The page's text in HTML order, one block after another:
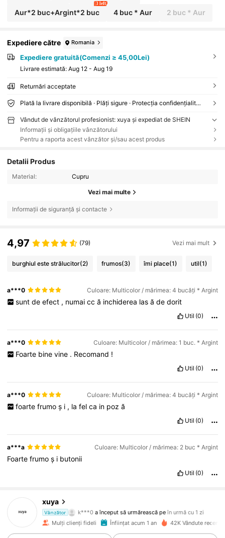
Aur*2 buc+Argint*2 buc
3 left
4 buc * Aur 2 buc * Aur
Expediere către Romania
Expediere gratuită(Comenzi ≥ 45,00Lei)
Livrare estimată: Aug 12 - Aug 19
Returnări acceptate
Plată la livrare disponibilă · Plăți sigure · Protecția confidențialității
Vândut de vânzătorul profesionist: xuya și expediat de SHEIN
Informații și obligațiile vânzătorului
Pentru a raporta acest vânzător și/sau acest produs
Detalii Produs
Material: Cupru
Vezi mai multe
Informații de siguranță și contacte
4,97 (79) Vezi mai mult
burghiul este strălucitor(2) frumos(3) îmi place(1) util(1)
a***0 Culoare: Multicolor / mărimea: 4 bucăți * Argint
sunt de efect , numai cc ă inchiderea las ă de dorit
Util (0)
a***0 Culoare: Multicolor / mărimea: 1 buc. * Argint
Foarte bine vine . Recomand !
Util (0)
a***0 Culoare: Multicolor / mărimea: 4 bucăți * Argint
foarte frumo ș i , la fel ca in poz ă
Util (0)
a***a Culoare: Multicolor / mărimea: 2 buc * Argint
Foartefrumoș i butonii
Util (0)
xuya
Vânzător
a***0 navighează
4,94
1.7K Urmăritori
Mulți clienți fideli Înființat acum 1 an 42K Vândute recent